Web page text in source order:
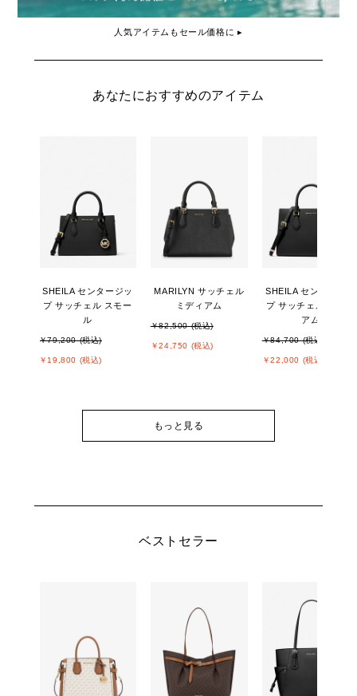
人気アイテムもセール価格に ▸
あなたにおすすめのアイテム
SHEILA センタージッ
プ サッチェル スモー
ル
￥79,200 (税込)
￥19,800 (税込)
MARILYN サッチェル
ミディアム
￥82,500 (税込)
￥24,750 (税込)
SHEILA センタージッ
プ サッチェル ミディ
アム
￥84,700 (税込)
￥22,000 (税込)
もっと見る
ベストセラー